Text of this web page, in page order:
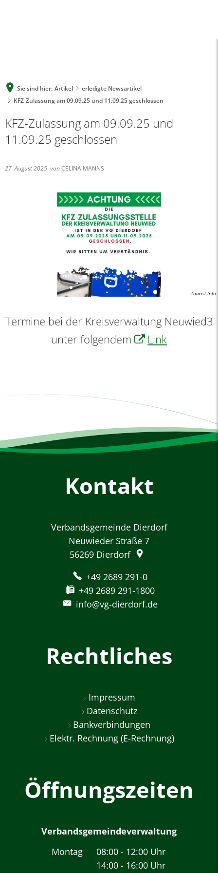
Sie sind hier: Artikel
erledigte Newsartikel
KFZ-Zulassung am 09.09.25 und 11.09.25 geschlossen
KFZ-Zulassung am 09.09.25 und
11.09.25 geschlossen
27. August 2025 vonCELINA MANNS
Tourist Info
Termine bei der Kreisverwaltung Neuwied3
unter folgendem
Link
Kontakt
Verbandsgemeinde Dierdorf
Neuwieder Straße 7
56269 Dierdorf
+49 2689 291-0
+49 2689 291-1800
info@vg-dierdorf.de
Rechtliches
Impressum
Datenschutz
Bankverbindungen
Elektr. Rechnung (E-Rechnung)
Öffnungszeiten
Verbandsgemeindeverwaltung
Montag
08:00 - 12:00 Uhr
Von 08:00 bis 12:00
14:00 - 16:00 Uhr